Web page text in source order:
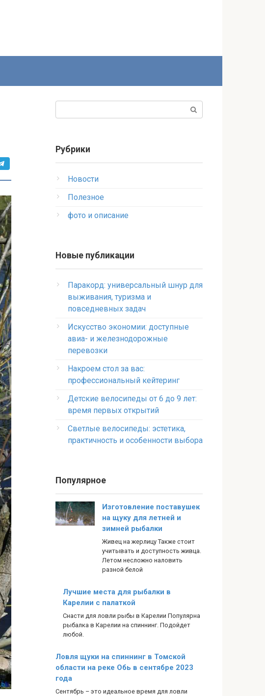
Рубрики
Новости
Полезное
фото и описание
Новые публикации
Паракорд: универсальный шнур для
выживания, туризма и
повседневных задач
Искусство экономии: доступные
авиа- и железнодорожные
перевозки
Накроем стол за вас:
профессиональный кейтеринг
Детские велосипеды от 6 до 9 лет:
время первых открытий
Светлые велосипеды: эстетика,
практичность и особенности выбора
Популярное
Изготовление поставушек
на щуку для летней и
зимней рыбалки
Живец на жерлицу Также стоит
учитывать и доступность живца.
Летом несложно наловить
разной белой
Лучшие места для рыбалки в
Карелии с палаткой
Снасти для ловли рыбы в Карелии Популярна
рыбалка в Карелии на спиннинг. Подойдет
любой.
Ловля щуки на спиннинг в Томской
области на реке Обь в сентябре 2023
года
Сентябрь – это идеальное время для ловли